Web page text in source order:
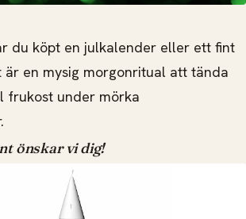
du köpt en julkalender eller ett fint
är en mysig morgonritual att tända
frukost under mörka
önskar vi dig!